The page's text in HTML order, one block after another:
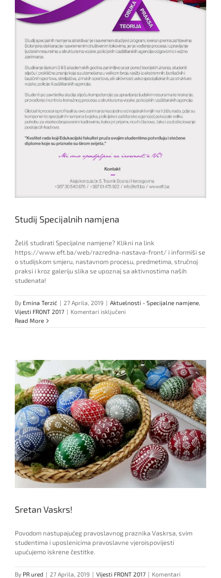
Studij Specijalnih namjena
Želiš studirati Specijalne namjene? Klikni na link
https://www.eft.ba/web/razredna-nastava-front/ i informiši se
o studijskom smjeru, nastavnom procesu, predmetima, stručnoj
praksi i kroz galeriju slika se upoznaj sa aktivnostima naših
studenata!
By Emina Terzić | 27 Aprila, 2019 | Aktuelnosti - Specijalne namjene,
Vijesti FRONT 2017 | Komentari isključeni
Specijalnih
Read More
Sretan Vaskrs!
Povodom nastupajućeg pravoslavnog praznika Vaskrsa, svim
studentima i uposlenicima pravoslavne vjeroispovijesti
upućujemo iskrene čestitke.
By PR ured | 27 Aprila, 2019 | Vijesti FRONT 2017 | Komentari